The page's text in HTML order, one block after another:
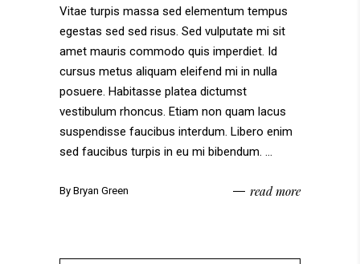
Vitae turpis massa sed elementum tempus
egestas sed sed risus. Sed vulputate mi sit
amet mauris commodo quis imperdiet. Id
cursus metus aliquam eleifend mi in nulla
posuere. Habitasse platea dictumst
vestibulum rhoncus. Etiam non quam lacus
suspendisse faucibus interdum. Libero enim
sed faucibus turpis in eu mi bibendum.
By Bryan Green read more